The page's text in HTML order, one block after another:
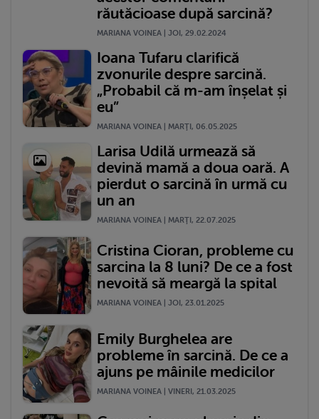
răutăcioase după sarcină?
MARIANA VOINEA | JOI, 29.02.2024
Ioana Tufaru clarifică
zvonurile despre sarcină.
„Probabil că m-am înșelat și
eu”
MARIANA VOINEA | MARŢI, 06.05.2025
Larisa Udilă urmează să
devină mamă a doua oară. A
pierdut o sarcină în urmă cu
un an
MARIANA VOINEA | MARŢI, 22.07.2025
Cristina Cioran, probleme cu
sarcina la 8 luni? De ce a fost
nevoită să meargă la spital
MARIANA VOINEA | JOI, 23.01.2025
Emily Burghelea are
probleme în sarcină. De ce a
ajuns pe mâinile medicilor
MARIANA VOINEA | VINERI, 21.03.2025